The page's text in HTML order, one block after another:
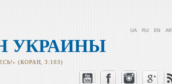
УКРАИНЫ
(КОРАН, 3:103)
UA RU EN AR